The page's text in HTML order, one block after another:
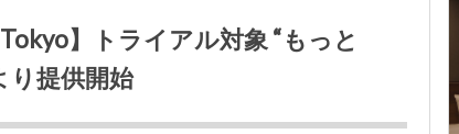
】トライアル対象 “もっと
り提供開始